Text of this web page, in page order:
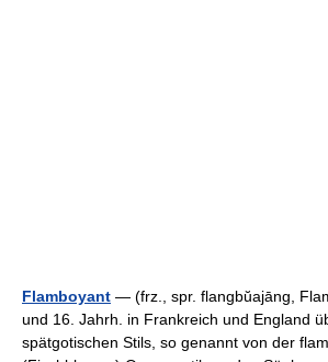
Flamboyant — (frz., spr. flangbŭajāng,
und 16. Jahrh. in Frankreich und England
spätgotischen Stils, so genannt von der